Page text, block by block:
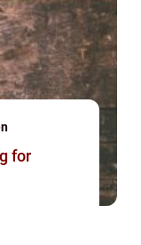
for